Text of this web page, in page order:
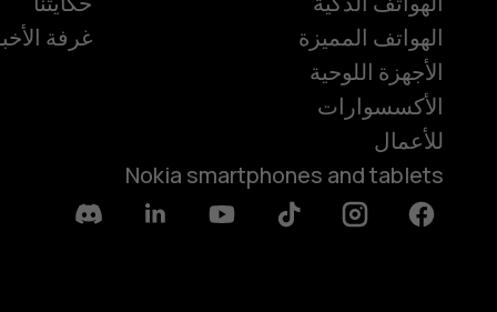
الهواتف المميزة
الأجهزة اللوحية
الأكسسوارات
للأعمال
Nokia smartphones and tablets
غرفة
Facebook
Instagram
Tiktok
Youtube
Linkedin
Discord